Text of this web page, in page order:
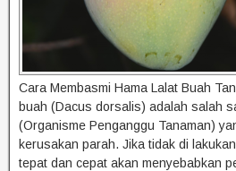
Cara Membasmi Hama Lalat Buah
buah (Dacus dorsalis) adalah salah
(Organisme Penganggu Tanaman)
kerusakan parah. Jika tidak di
tepat dan cepat akan menyebabkan